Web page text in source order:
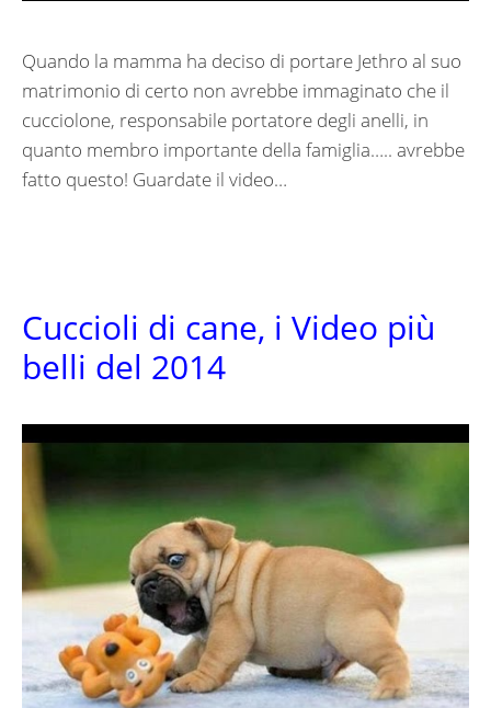
Quando la mamma ha deciso di portare Jethro al suo
matrimonio di certo non avrebbe immaginato che il
cucciolone, responsabile portatore degli anelli, in
quanto membro importante della famiglia….. avrebbe
fatto questo! Guardate il video…
Cuccioli di cane, i Video più
belli del 2014